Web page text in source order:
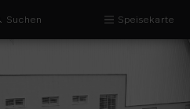
Suchen Speisekarte